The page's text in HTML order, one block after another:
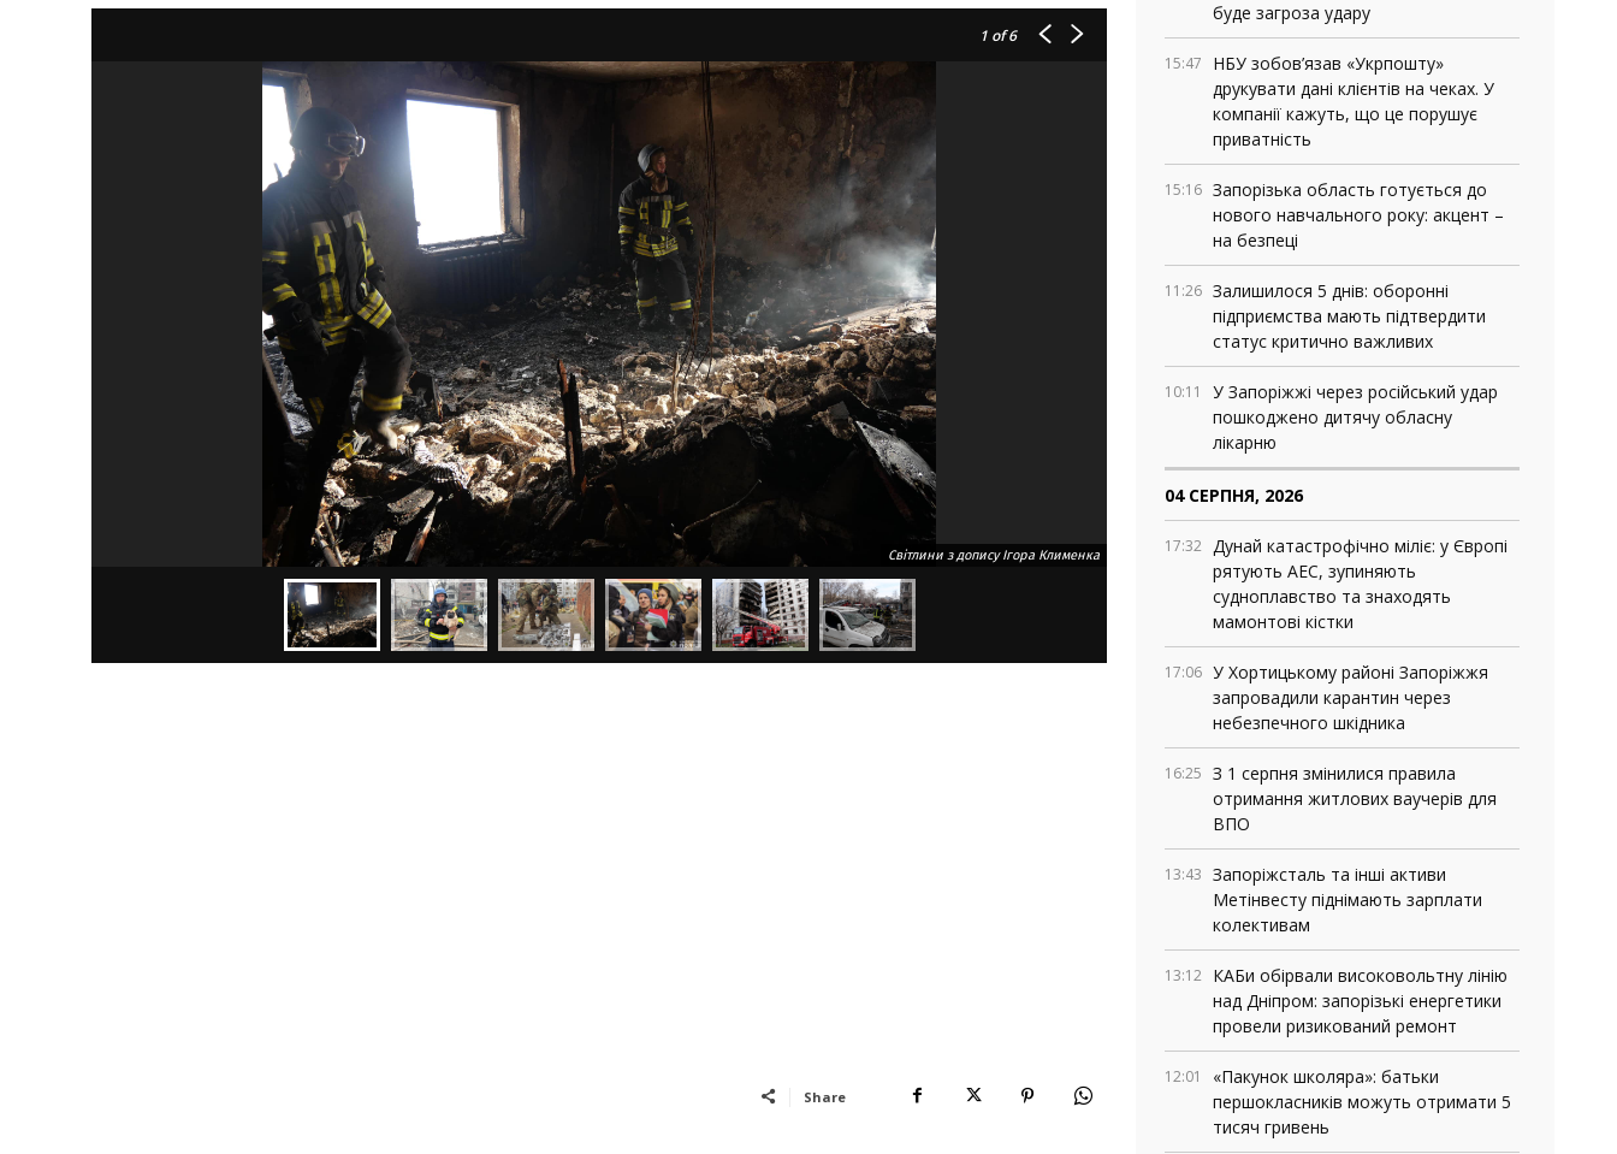
1 of 6
Світлини з допису Ігора Клименка
Share
буде загроза удару
15:47
НБУ зобов’язав «Укрпошту»
друкувати дані клієнтів на чеках. У
компанії кажуть, що це порушує
приватність
15:16 Запорізька область готується до
нового навчального року: акцент –
на безпеці
11:26 Залишилося 5 днів: оборонні
підприємства мають підтвердити
статус критично важливих
10:11
У Запоріжжі через російський удар
пошкоджено дитячу обласну
лікарню
04 СЕРПНЯ, 2026
17:32 Дунай катастрофічно міліє: у Європі
рятують АЕС, зупиняють
судноплавство та знаходять
мамонтові кістки
17:06 У Хортицькому районі Запоріжжя
запровадили карантин через
небезпечного шкідника
16:25 З 1 серпня змінилися правила
отримання житлових ваучерів для
ВПО
13:43 Запоріжсталь та інші активи
Метінвесту піднімають зарплати
колективам
13:12 КАБи обірвали високовольтну лінію
над Дніпром: запорізькі енергетики
провели ризикований ремонт
12:01
«Пакунок школяра»: батьки
першокласників можуть отримати 5
тисяч гривень